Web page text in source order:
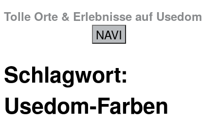
Tolle Orte & Erlebnisse auf Usedom
NAVI
Schlagwort:
Usedom-Farben